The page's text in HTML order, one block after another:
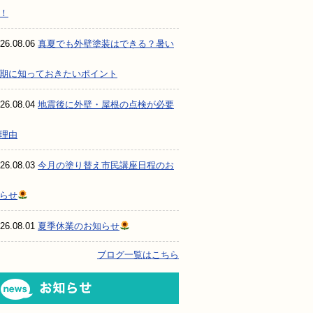
真夏でも外壁塗装はできる？暑い
に知っておきたいポイント
地震後に外壁・屋根の点検が必要
由
今月の塗り替え市民講座日程のお
せ
夏季休業のお知らせ
ブログ一覧はこちら